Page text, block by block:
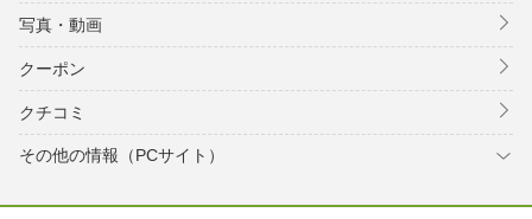
写真・動画
クーポン
クチコミ
その他の情報（PCサイト）